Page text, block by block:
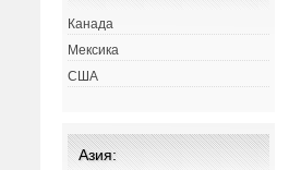
Канада
Мексика
США
Азия: